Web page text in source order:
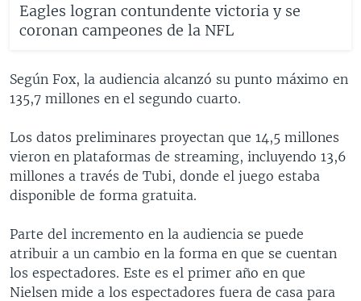
Eagles logran contundente victoria y se
coronan campeones de la NFL
Según Fox, la audiencia alcanzó su punto máximo en
135,7 millones en el segundo cuarto.
Los datos preliminares proyectan que 14,5 millones
vieron en plataformas de streaming, incluyendo 13,6
millones a través de Tubi, donde el juego estaba
disponible de forma gratuita.
Parte del incremento en la audiencia se puede
atribuir a un cambio en la forma en que se cuentan
los espectadores. Este es el primer año en que
Nielsen mide a los espectadores fuera de casa para